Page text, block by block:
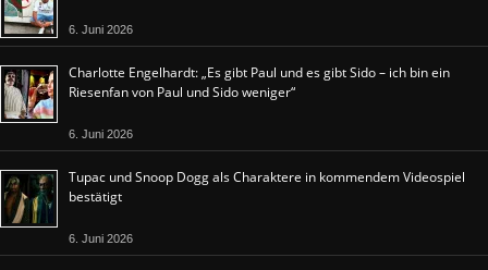
6. Juni 2026
Charlotte Engelhardt: „Es gibt Paul und es gibt Sido – ich bin ein
Riesenfan von Paul und Sido weniger“
6. Juni 2026
Tupac und Snoop Dogg als Charaktere in kommendem Videospiel
bestätigt
6. Juni 2026